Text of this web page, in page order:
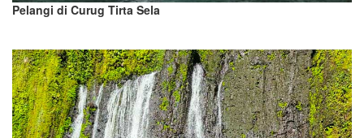
Pelangi di Curug Tirta Sela